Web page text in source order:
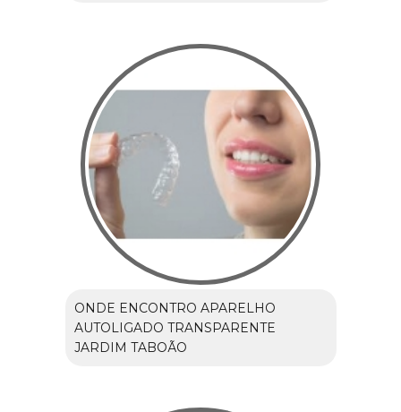
ONDE ENCONTRO APARELHO
AUTOLIGADO TRANSPARENTE
JARDIM TABOÃO